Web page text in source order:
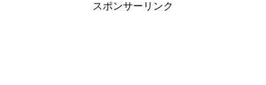
スポンサーリンク